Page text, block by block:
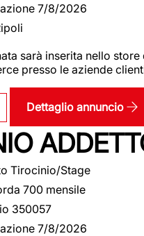
7/8/2026
sarà inserita nello
presso le aziende
Dettaglio annuncio
Tirocinio/Stage
700 mensile
350057
7/8/2026